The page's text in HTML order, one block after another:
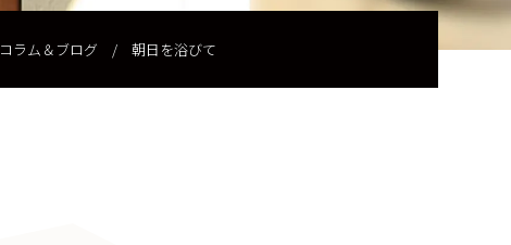
コラム＆ブログ / 朝日を浴びて